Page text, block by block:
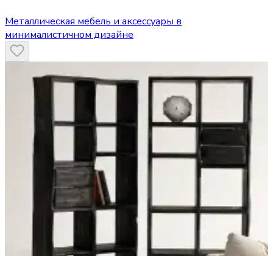
Металлическая мебель и аксессуары в
минималистичном дизайне